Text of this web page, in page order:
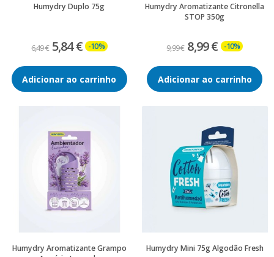
Humydry Duplo 75g
6,49 € 5,84 € -10%
Adicionar ao carrinho
Humydry Aromatizante Citronella
STOP 350g
9,99 € 8,99 € -10%
Adicionar ao carrinho
Humydry Aromatizante Grampo
Humydry Mini 75g Algodão Fresh